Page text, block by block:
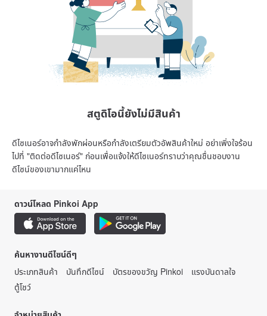
สตูดิโอนี้ยังไม่มีสินค้า
ดีไซเนอร์อาจกำลังพักผ่อนหรือกำลังเตรียมตัวอัพสินค้าใหม่ อย่าเพิ่งใจร้อน
ไปที่ "ติดต่อดีไซเนอร์" ก่อนเพื่อแจ้งให้ดีไซเนอร์ทราบว่าคุณชื่นชอบงาน
ดีไซน์ของเขามากแค่ไหน
ดาวน์โหลด Pinkoi App
ค้นหางานดีไซน์ดีๆ
ประเภทสินค้า
บันทึกดีไซน์ บัตรของขวัญ Pinkoi
แรงบันดาลใจ
ตู้โชว์